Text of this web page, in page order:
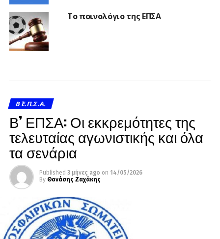
Το ποινολόγιο της ΕΠΣΑ
Β΄ Ε.Π.Σ.Α.
Β’ ΕΠΣΑ: Οι εκκρεμότητες της
τελευταίας αγωνιστικής και όλα
τα σενάρια
Published 3 μήνες ago on 14/05/2026
By Θανάσης Ζαχάκης